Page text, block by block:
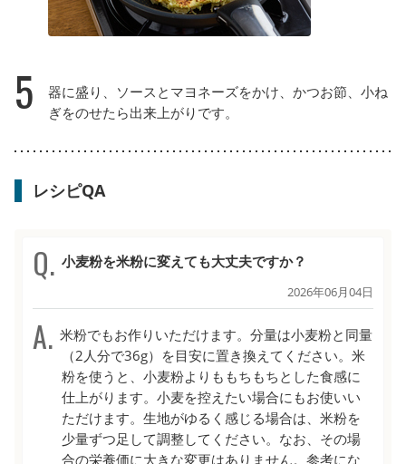
5
器に盛り、ソースとマヨネーズをかけ、かつお節、小ね
ぎをのせたら出来上がりです。
レシピQA
小麦粉を米粉に変えても大丈夫ですか？
2026年06月04日
米粉でもお作りいただけます。分量は小麦粉と同量
（2人分で36g）を目安に置き換えてください。米
粉を使うと、小麦粉よりももちもちとした食感に
仕上がります。小麦を控えたい場合にもお使いい
ただけます。生地がゆるく感じる場合は、米粉を
少量ずつ足して調整してください。なお、その場
合の栄養価に大きな変更はありません。参考にな